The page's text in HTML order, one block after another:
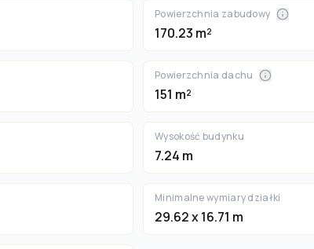
Powierzchnia zabudowy
170.23 m²
Powierzchnia dachu
151 m²
Wysokość budynku
7.24 m
Minimalne wymiary działki
29.62 x 16.71 m